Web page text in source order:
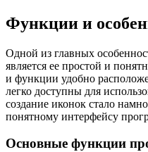
Функции и
Одной из главных
является ее простой и
и функции удобно
легко доступны для
создание иконок стало
понятному интерфейсу
Основные функции